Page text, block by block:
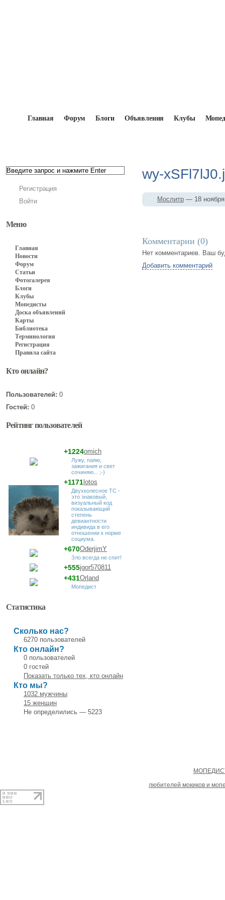
Главная Форум Блоги Объявления Клубы
Регистрация
Войти
Меню
Главная
Новости
Форум
Статьи
Фотогалерея
Блоги
Клубы
Мопедисты
Доска объявлений
Карты
Библиотека
Терминология
Регистрация
Правила сайта
Кто онлайн?
Пользователей: 0
Гостей: 0
Рейтинг пользователей
omich
+1224
Лужу, паяю,
зажигания и свет
сочиняю... ;-)
lotos
+1171
Двухколесное ТС -
это знаковый,
визуальный код
показывающий
степень
девиантности
индивида в его
отношении к норме
социума.
OderjimY
+670
Зло всегда не спит!
jgor570811
+555
Orland
+431
Мопедист
Статистика
Сколько нас?
6270 пользователей
Кто онлайн?
0 пользователей
0 гостей
Показать только тех, кто онлайн
Кто мы?
1032 мужчины
15 женщин
Не определились — 5223
wy-
Мослитр — 18
Комментарии (0)
Нет комментариев. Ваш
Добавить комментарий
любителей мокиков и